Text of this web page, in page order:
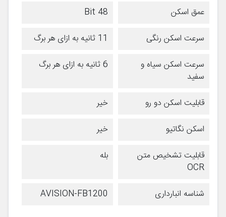
عمق اسکن
48 Bit
سرعت اسکن رنگی
11 ثانیه به ازای هر برگ
سرعت اسکن سیاه و
سفید
6 ثانیه به ازای هر برگ
قابلیت اسکن دو رو
خیر
اسکن نگاتیو
خیر
قابلیت تشخیص متن
OCR
بله
شناسه انبارداری AVISION-FB1200